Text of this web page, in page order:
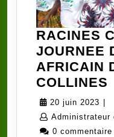
RACINES
JOURNEE
AFRICAIN
COLLINES
20 juin 2023 20
Administrateur
0 commentaire